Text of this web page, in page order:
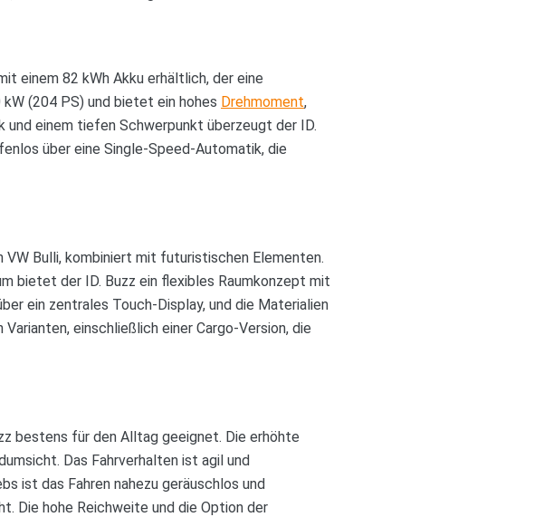
einem 82 kWh Akku erhältlich, der eine
(204 PS) und bietet ein hohes Drehmoment,
und einem tiefen Schwerpunkt überzeugt der ID.
über eine Single-Speed-Automatik, die
VW Bulli, kombiniert mit futuristischen Elementen.
bietet der ID. Buzz ein flexibles Raumkonzept mit
ein zentrales Touch-Display, und die Materialien
einschließlich einer Cargo-Version, die
bestens für den Alltag geeignet. Die erhöhte
Das Fahrverhalten ist agil und
ist das Fahren nahezu geräuschlos und
Die hohe Reichweite und die Option der